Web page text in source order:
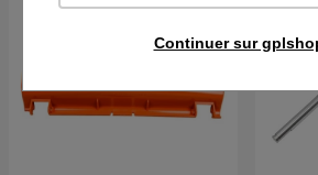
Continuer sur